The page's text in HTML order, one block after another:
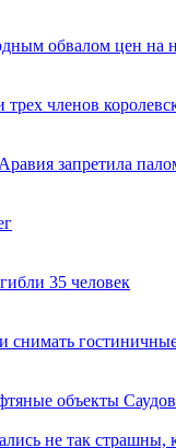
обвалом цен на
членов
запретила
35 человек
снимать
объекты